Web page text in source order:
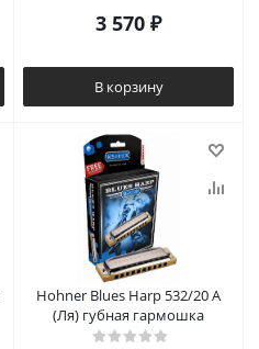
3 570 ₽
В корзину
Hohner Blues Harp 532/20 A
(Ля) губная гармошка